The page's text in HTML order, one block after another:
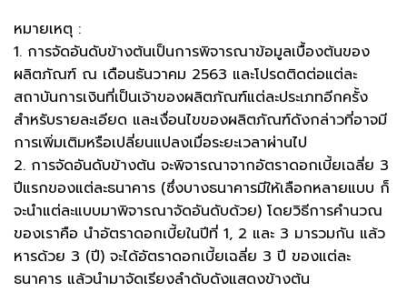
หมายเหตุ :
1. การจัดอันดับข้างต้นเป็นการพิจารณาข้อมูลเบื้องต้นของ
ผลิตภัณฑ์ ณ เดือนธันวาคม 2563 และโปรดติดต่อแต่ละ
สถาบันการเงินที่เป็นเจ้าของผลิตภัณฑ์แต่ละประเภทอีกครั้ง
สำหรับรายละเอียด และเงื่อนไขของผลิตภัณฑ์ดังกล่าวที่อาจมี
การเพิ่มเติมหรือเปลี่ยนแปลงเมื่อระยะเวลาผ่านไป
2. การจัดอันดับข้างต้น จะพิจารณาจากอัตราดอกเบี้ยเฉลี่ย 3
ปีแรกของแต่ละธนาคาร (ซึ่งบางธนาคารมีให้เลือกหลายแบบ ก็
จะนำแต่ละแบบมาพิจารณาจัดอันดับด้วย) โดยวิธีการคำนวณ
ของเราคือ นำอัตราดอกเบี้ยในปีที่ 1, 2 และ 3 มารวมกัน แล้ว
หารด้วย 3 (ปี) จะได้อัตราดอกเบี้ยเฉลี่ย 3 ปี ของแต่ละ
ธนาคาร แล้วนำมาจัดเรียงลำดับดังแสดงข้างต้น